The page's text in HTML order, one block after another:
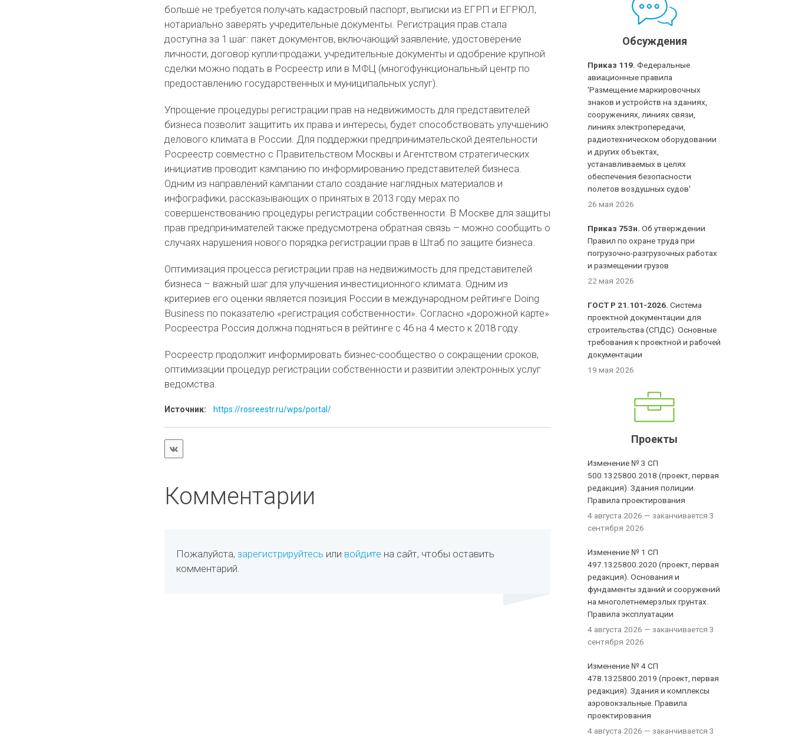
больше не требуется получать кадастровый паспорт, выписки из ЕГРП и ЕГРЮЛ,
нотариально заверять учредительные документы. Регистрация прав стала
доступна за 1 шаг: пакет документов, включающий заявление, удостоверение
личности, договор купли-продажи, учредительные документы и одобрение крупной
сделки можно подать в Росреестр или в МФЦ (многофункциональный центр по
предоставлению государственных и муниципальных услуг).
Упрощение процедуры регистрации прав на недвижимость для представителей
бизнеса позволит защитить их права и интересы, будет способствовать улучшению
делового климата в России. Для поддержки предпринимательской деятельности
Росреестр совместно с Правительством Москвы и Агентством стратегических
инициатив проводит кампанию по информированию представителей бизнеса.
Одним из направлений кампании стало создание наглядных материалов и
инфографики, рассказывающих о принятых в 2013 году мерах по
совершенствованию процедуры регистрации собственности. В Москве для защиты
прав предпринимателей также предусмотрена обратная связь – можно сообщить о
случаях нарушения нового порядка регистрации прав в Штаб по защите бизнеса.
Оптимизация процесса регистрации прав на недвижимость для представителей
бизнеса – важный шаг для улучшения инвестиционного климата. Одним из
критериев его оценки является позиция России в международном рейтинге Doing
Business по показателю «регистрация собственности». Согласно «дорожной карте»
Росреестра Россия должна подняться в рейтинге с 46 на 4 место к 2018 году.
Росреестр продолжит информировать бизнес-сообщество о сокращении сроков,
оптимизации процедур регистрации собственности и развитии электронных услуг
ведомства.
Источник: https://rosreestr.ru/wps/portal/
Комментарии
Пожалуйста, зарегистрируйтесь или войдите на сайт, чтобы оставить
комментарий.
Обсуждения
Приказ 119. Федеральные
авиационные правила
'Размещение маркировочных
знаков и устройств на зданиях,
сооружениях, линиях связи,
линиях электропередачи,
радиотехническом оборудовании
и других объектах,
устанавливаемых в целях
обеспечения безопасности
полетов воздушных судов'
26 мая 2026
Приказ 753н. Об утверждении
Правил по охране труда при
погрузочно-разгрузочных работах
и размещении грузов
22 мая 2026
ГОСТ Р 21.101-2026. Система
проектной документации для
строительства (СПДС). Основные
требования к проектной и рабочей
документации
19 мая 2026
Проекты
Изменение № 3 СП
500.1325800.2018 (проект, первая
редакция). Здания полиции.
Правила проектирования
4 августа 2026 — заканчивается 3
сентября 2026
Изменение № 1 СП
497.1325800.2020 (проект, первая
редакция). Основания и
фундаменты зданий и сооружений
на многолетнемерзлых грунтах.
Правила эксплуатации
4 августа 2026 — заканчивается 3
сентября 2026
Изменение № 4 СП
478.1325800.2019 (проект, первая
редакция). Здания и комплексы
аэровокзальные. Правила
проектирования
4 августа 2026 — заканчивается 3